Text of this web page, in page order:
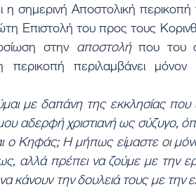
η σημερινή Αποστολική
Επιστολή του προς τους
στην αποστολή που του
περιλαμβάνει μόνον
με δαπάνη της εκκλησίας
αδερφή χριστιανή ως σύζυγο,
ο Κηφάς; Η μήπως είμαστε οι
αλλά πρέπει να ζούμε με την
κάνουν την δουλειά τους με την